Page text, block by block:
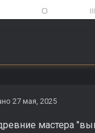
27 мая, 2025
мастера